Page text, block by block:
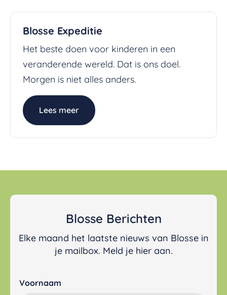
Blosse Expeditie
Het beste doen voor kinderen in een
veranderende wereld. Dat is ons doel.
Morgen is niet alles anders.
Lees meer
Blosse Berichten
Elke maand het laatste nieuws van Blosse in
je mailbox. Meld je hier aan.
Voornaam